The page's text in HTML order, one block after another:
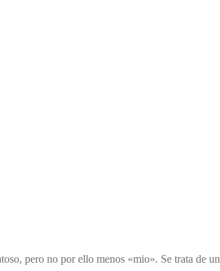
pero no por ello menos «mio». Se trata de